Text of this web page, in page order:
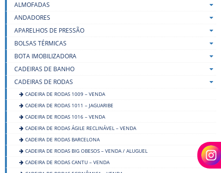
ALMOFADAS
ANDADORES
APARELHOS DE PRESSÃO
BOLSAS TÉRMICAS
BOTA IMOBILIZADORA
CADEIRAS DE BANHO
CADEIRAS DE RODAS
CADEIRA DE RODAS 1009 – VENDA
CADEIRA DE RODAS 1011 – JAGUARIBE
CADEIRA DE RODAS 1016 – VENDA
CADEIRA DE RODAS ÁGILE RECLINÁVEL – VENDA
CADEIRA DE RODAS BARCELONA
CADEIRA DE RODAS BIG OBESOS – VENDA / ALUGUEL
CADEIRA DE RODAS CANTU – VENDA